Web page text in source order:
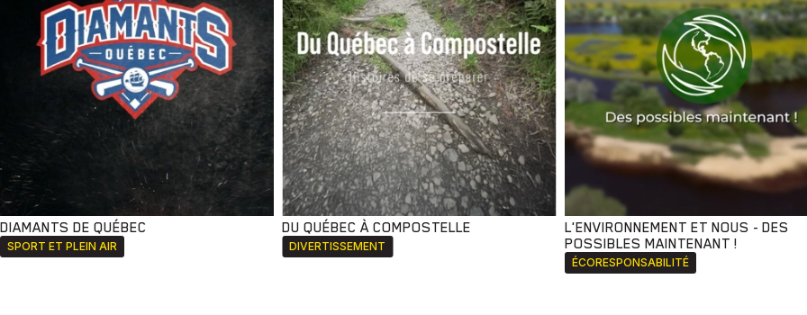
DIAMANTS DE QUÉBEC
SPORT ET PLEIN AIR
DU QUÉBEC À COMPOSTELLE
DIVERTISSEMENT
L'ENVIRONNEMENT ET NOUS - DES
POSSIBLES MAINTENANT !
ÉCORESPONSABILITÉ